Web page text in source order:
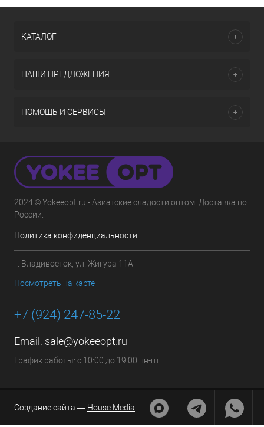
КАТАЛОГ
НАШИ ПРЕДЛОЖЕНИЯ
ПОМОЩЬ И СЕРВИСЫ
2024 © Yokeeopt.ru - Азиатские сладости оптом. Доставка по
России.
Политика конфиденциальности
г. Владивосток, ул. Жигура 11А
Посмотреть на карте
+7 (924) 247-85-22
Email: sale@yokeeopt.ru
График работы: с 10:00 до 19:00 пн-пт
Создание сайта — House Media